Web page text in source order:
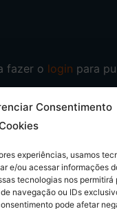
Consentimento
experiências, usamos
e/ou acessar informações
tecnologias nos permitirá
navegação ou IDs
pode afetar
fazer o login para